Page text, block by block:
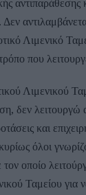
αντιπαράθεσης
Λιμενικό
που
Λιμενικού
δεν λειτουργώ
και
όλοι
οποίο
Ταμείου για